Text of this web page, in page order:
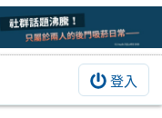
登入